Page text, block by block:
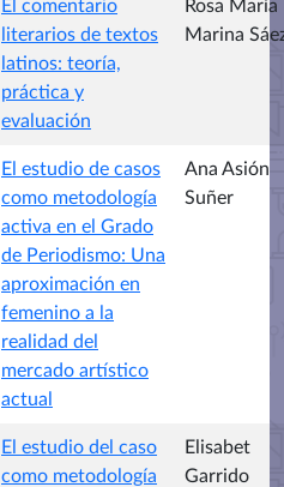
El comentario
literarios de textos
latinos: teoría,
práctica y
evaluación
Rosa María
Marina
El estudio de casos
como metodología
activa en el Grado
de Periodismo: Una
aproximación en
femenino a la
realidad del
mercado artístico
actual
Ana Asión
Suñer
El estudio del caso
como metodología
Elisabet
Garrido